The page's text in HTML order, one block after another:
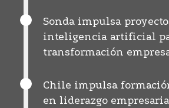
Sonda impulsa
inteligencia artificial
transformación
Chile impulsa
en liderazgo